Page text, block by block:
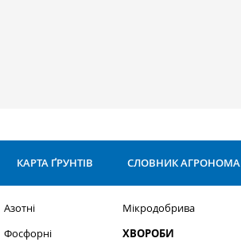
КАРТА ҐРУНТІВ СЛОВНИК АГРОНОМА
Азотні
Фосфорні
Мікродобрива
ХВОРОБИ